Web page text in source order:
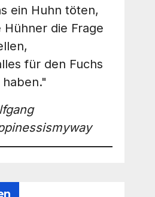
ein Huhn töten,
Hühner die Frage
für den Fuchs